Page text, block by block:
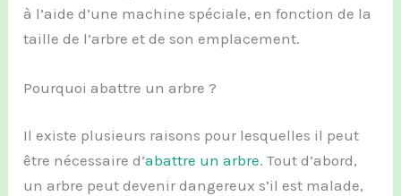
à l’aide d’une machine spéciale, en fonction de la
taille de l’arbre et de son emplacement.
Pourquoi abattre un arbre ?
Il existe plusieurs raisons pour lesquelles il peut
être nécessaire d’abattre un arbre. Tout d’abord,
un arbre peut devenir dangereux s’il est malade,